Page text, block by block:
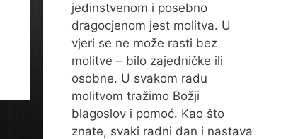
jedinstvenom i posebno
dragocjenom jest molitva. U
vjeri se ne može rasti bez
molitve – bilo zajedničke ili
osobne. U svakom radu
molitvom tražimo Božji
blagoslov i pomoć. Kao što
znate, svaki radni dan i nastava